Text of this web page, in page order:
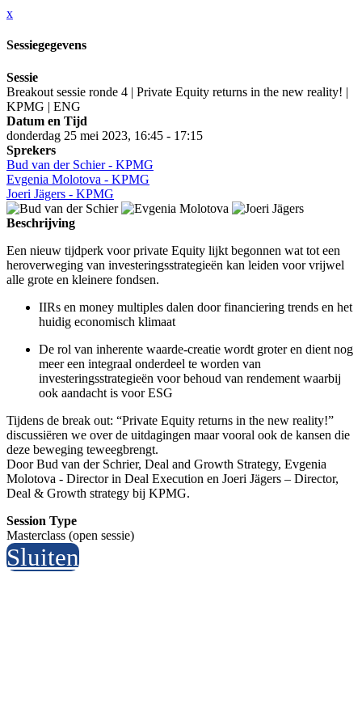
x
Sessiegegevens
Sessie
Breakout sessie ronde 4 | Private Equity returns in the new reality! |
KPMG | ENG
Datum en Tijd
donderdag 25 mei 2023, 16:45 - 17:15
Sprekers
Bud van der Schier - KPMG
Evgenia Molotova - KPMG
Joeri Jägers - KPMG
Beschrijving
Een nieuw tijdperk voor private Equity lijkt begonnen wat tot een
heroverweging van investeringsstrategieën kan leiden voor vrijwel
alle grote en kleinere fondsen.
IIRs en money multiples dalen door financiering trends en het
huidig economisch klimaat
De rol van inherente waarde-creatie wordt groter en dient nog
meer een integraal onderdeel te worden van
investeringsstrategieën voor behoud van rendement waarbij
ook aandacht is voor ESG
Tijdens de break out: “Private Equity returns in the new reality!”
discussiëren we over de uitdagingen maar vooral ook de kansen die
deze beweging teweegbrengt.
Door Bud van der Schrier, Deal and Growth Strategy, Evgenia
Molotova - Director in Deal Execution en Joeri Jägers – Director,
Deal & Growth strategy bij KPMG.
Session Type
Masterclass (open sessie)
Sluiten